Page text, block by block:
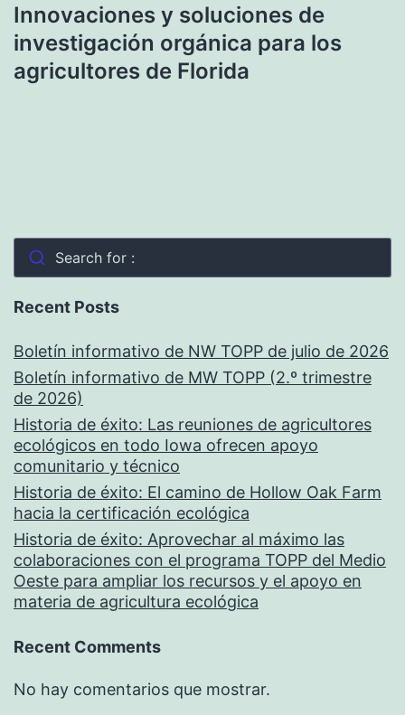
Innovaciones y soluciones de
investigación orgánica para los
agricultores de Florida
Search for :
Recent Posts
Boletín informativo de NW TOPP de julio de 2026
Boletín informativo de MW TOPP (2.º trimestre
de 2026)
Historia de éxito: Las reuniones de agricultores
ecológicos en todo Iowa ofrecen apoyo
comunitario y técnico
Historia de éxito: El camino de Hollow Oak Farm
hacia la certificación ecológica
Historia de éxito: Aprovechar al máximo las
colaboraciones con el programa TOPP del Medio
Oeste para ampliar los recursos y el apoyo en
materia de agricultura ecológica
Recent Comments
No hay comentarios que mostrar.